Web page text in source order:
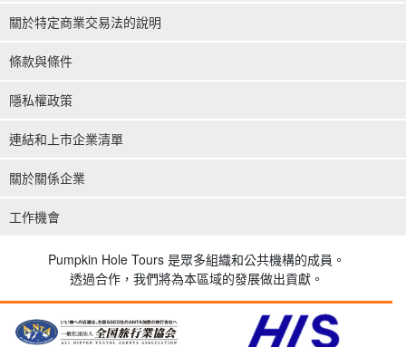
關於特定商業交易法的說明
條款與條件
隱私權政策
連結和上市企業清單
關於關係企業
工作機會
Pumpkin Hole Tours 是眾多組織和公共機構的成員。
透過合作，我們將為本區域的發展做出貢獻。